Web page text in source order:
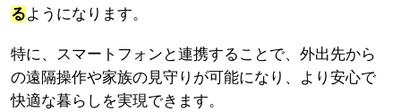
るようになります。
特に、スマートフォンと連携することで、外出先から
の遠隔操作や家族の見守りが可能になり、より安心で
快適な暮らしを実現できます。